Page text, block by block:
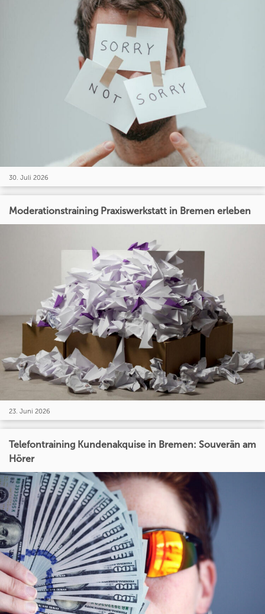
30. Juli 2026
Moderationstraining Praxiswerkstatt in Bremen erleben
23. Juni 2026
Telefontraining Kundenakquise in Bremen: Souverän am
Hörer